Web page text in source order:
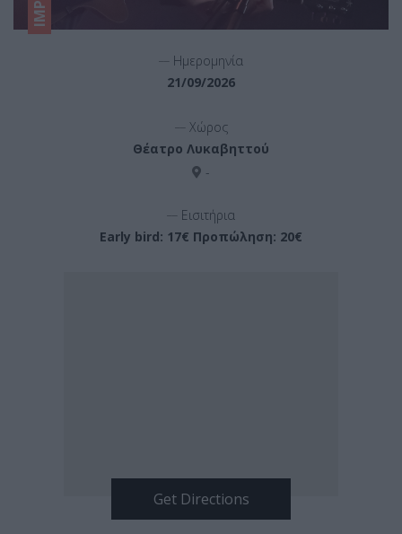
Ημερομηνία
21/09/2026
Χώρος
Θέατρο Λυκαβηττού
-
Εισιτήρια
Early bird: 17€ Προπώληση: 20€